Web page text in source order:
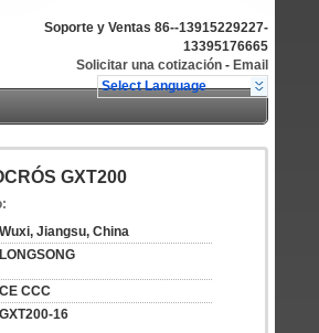
Soporte y Ventas 86--13915229227-
13395176665
Solicitar una cotización - Email
Select Language
GXT200
Wuxi, Jiangsu, China
LONGSONG
CE CCC
GXT200-16